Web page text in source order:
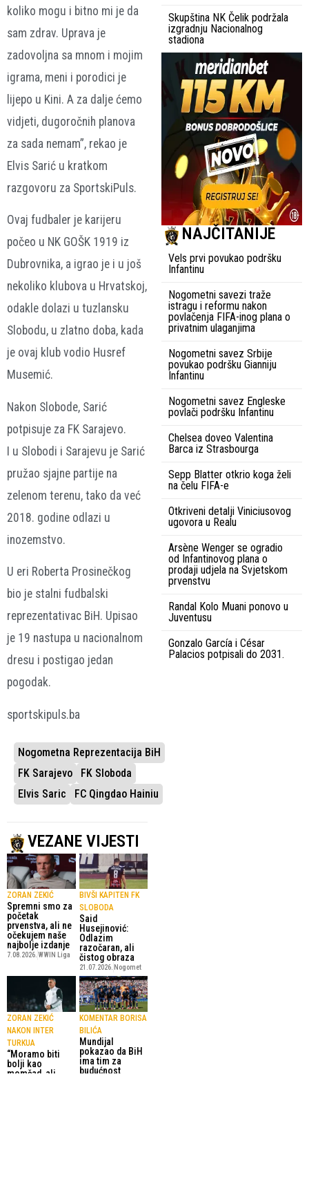
koliko mogu i bitno mi je da
sam zdrav. Uprava je
zadovoljna sa mnom i mojim
igrama, meni i porodici je
lijepo u Kini. A za dalje ćemo
vidjeti, dugoročnih planova
za sada nemam”, rekao je
Elvis Sarić u kratkom
razgovoru za SportskiPuls.
Ovaj fudbaler je karijeru
počeo u NK GOŠK 1919 iz
Dubrovnika, a igrao je i u još
nekoliko klubova u Hrvatskoj,
odakle dolazi u tuzlansku
Slobodu, u zlatno doba, kada
je ovaj klub vodio Husref
Musemić.
Nakon Slobode, Sarić
potpisuje za FK Sarajevo.
I u Slobodi i Sarajevu je Sarić
pružao sjajne partije na
zelenom terenu, tako da već
2018. godine odlazi u
inozemstvo.
U eri Roberta Prosinečkog
bio je stalni fudbalski
reprezentativac BiH. Upisao
je 19 nastupa u nacionalnom
dresu i postigao jedan
pogodak.
sportskipuls.ba
Nogometna Reprezentacija BiH
FK Sarajevo
FK Sloboda
Elvis Saric
FC Qingdao Hainiu
VEZANE VIJESTI
ZORAN ZEKIĆ
Spremni smo za
početak
prvenstva, ali ne
očekujem naše
najbolje izdanje
7.08.2026. WWIN Liga
BIVŠI KAPITEN FK
SLOBODA
Said
Husejinović:
Odlazim
razočaran, ali
čistog obraza
21.07.2026. Nogomet
ZORAN ZEKIĆ
NAKON INTER
TURKUA
“Moramo biti
bolji kao
momčad, ali
KOMENTAR BORISA
BILIĆA
Mundijal
pokazao da BiH
ima tim za
budućnost
Skupština NK Čelik podržala
izgradnju Nacionalnog
stadiona
NAJČITANIJE
Vels prvi povukao podršku
Infantinu
Nogometni savezi traže
istragu i reformu nakon
povlačenja FIFA-inog plana o
privatnim ulaganjima
Nogometni savez Srbije
povukao podršku Gianniju
Infantinu
Nogometni savez Engleske
povlači podršku Infantinu
Chelsea doveo Valentina
Barca iz Strasbourga
Sepp Blatter otkrio koga želi
na čelu FIFA-e
Otkriveni detalji Viniciusovog
ugovora u Realu
Arsène Wenger se ogradio
od Infantinovog plana o
prodaji udjela na Svjetskom
prvenstvu
Randal Kolo Muani ponovo u
Juventusu
Gonzalo García i César
Palacios potpisali do 2031.